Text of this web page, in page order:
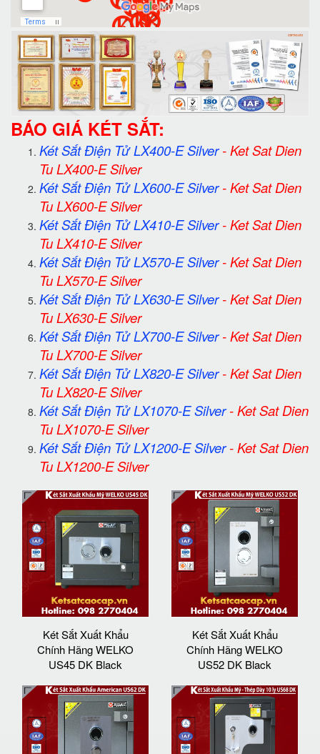
BÁO GIÁ KÉT SẮT:
Két Sắt Điện Tử LX400-E Silver-Ket Sat Dien
Tu LX400-E Silver
Két Sắt Điện Tử LX600-E Silver-Ket Sat Dien
Tu LX600-E Silver
Két Sắt Điện Tử LX410-E Silver-Ket Sat Dien
Tu LX410-E Silver
Két Sắt Điện Tử LX570-E Silver-Ket Sat Dien
Tu LX570-E Silver
Két Sắt Điện Tử LX630-E Silver-Ket Sat Dien
Tu LX630-E Silver
Két Sắt Điện Tử LX700-E Silver-Ket Sat Dien
Tu LX700-E Silver
Két Sắt Điện Tử LX820-E Silver-Ket Sat Dien
Tu LX820-E Silver
Két Sắt Điện Tử LX1070-E Silver-Ket Sat Dien
Tu LX1070-E Silver
Két Sắt Điện Tử LX1200-E Silver-Ket Sat Dien
Tu LX1200-E Silver
Két Sắt Xuất Khẩu
Chính Hãng WELKO
US45 DK Black
Két Sắt Xuất Khẩu
Chính Hãng WELKO
US52 DK Black